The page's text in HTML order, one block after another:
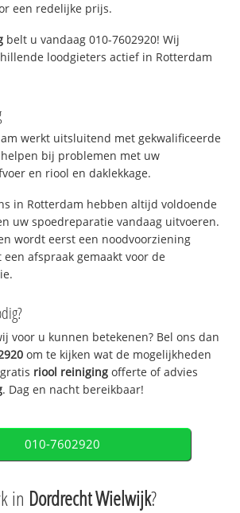
een redelijke prijs.
belt u vandaag 010-7602920! Wij
loodgieters actief in Rotterdam
werkt uitsluitend met gekwalificeerde
bij problemen met uw
en riool en daklekkage.
in Rotterdam hebben altijd voldoende
uw spoedreparatie vandaag uitvoeren.
wordt eerst een noodvoorziening
afspraak gemaakt voor de
voor u kunnen betekenen? Bel ons dan
om te kijken wat de mogelijkheden
riool reiniging offerte of advies
. Dag en nacht bereikbaar!
010-7602920
in Dordrecht Wielwijk?